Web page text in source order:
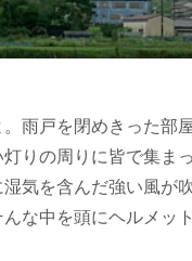
雨戸を閉めきった部
りの周りに皆で集ま
気を含んだ強い風が
な中を頭にヘルメッ